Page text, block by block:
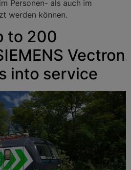
Personen- als auch im
werden können.
to 200
Vectron
into service